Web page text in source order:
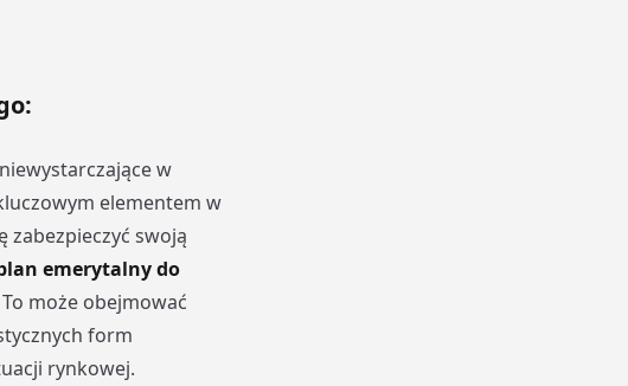
w
elementem w
zabezpieczyć swoją
emerytalny do
To może obejmować
form
rynkowej.